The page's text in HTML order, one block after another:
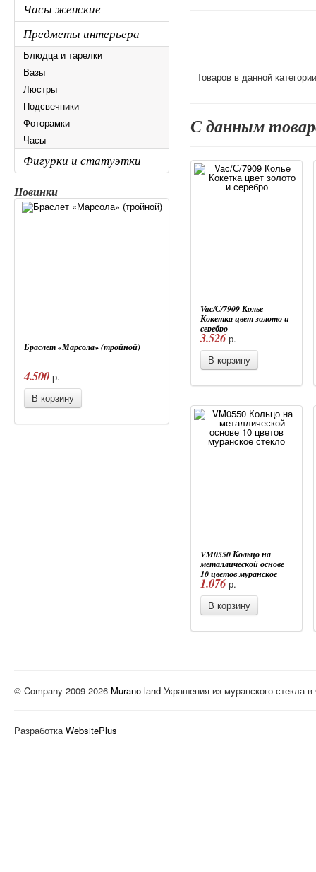
Часы женские
Предметы интерьера
Блюдца и тарелки
Вазы
Люстры
Подсвечники
Фоторамки
Часы
Фигурки и статуэтки
Новинки
Браслет «Марсола» (тройной)
4.500 р.
В корзину
Товаров в данной
С данным
Vac/С/7909 Колье
Кокетка цвет золото и
серебро
3.526р.
В корзину
VM0550 Кольцо на
металлической основе
10 цветов муранское
стекло
1.076р.
В корзину
© Company 2009-2026 Murano land Украшения из муранского стекла в
РазработкаWebsitePlus